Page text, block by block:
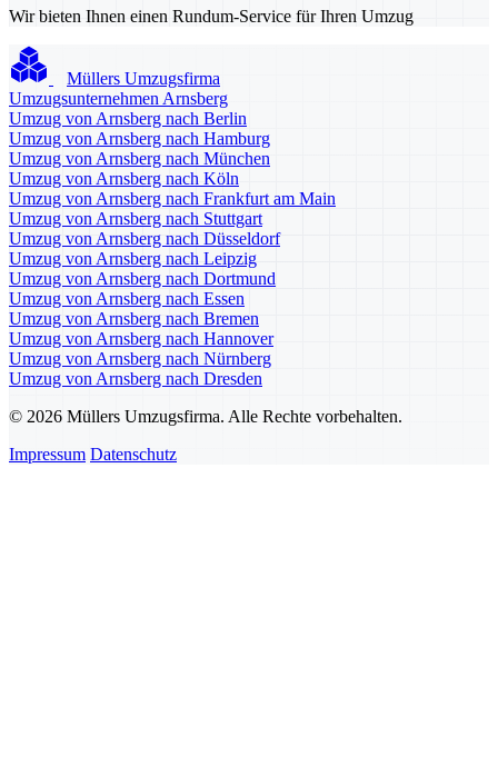
Wir bieten Ihnen einen Rundum-Service für Ihren Umzug
Müllers Umzugsfirma
Umzugsunternehmen Arnsberg
Umzug von Arnsberg nach Berlin
Umzug von Arnsberg nach Hamburg
Umzug von Arnsberg nach München
Umzug von Arnsberg nach Köln
Umzug von Arnsberg nach Frankfurt am Main
Umzug von Arnsberg nach Stuttgart
Umzug von Arnsberg nach Düsseldorf
Umzug von Arnsberg nach Leipzig
Umzug von Arnsberg nach Dortmund
Umzug von Arnsberg nach Essen
Umzug von Arnsberg nach Bremen
Umzug von Arnsberg nach Hannover
Umzug von Arnsberg nach Nürnberg
Umzug von Arnsberg nach Dresden
© 2026 Müllers Umzugsfirma. Alle Rechte vorbehalten.
Impressum Datenschutz